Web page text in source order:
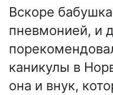
Вскоре
пневмонией, и
каникулы в
она и внук,